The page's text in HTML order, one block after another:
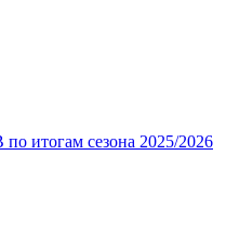
итогам сезона 2025/2026